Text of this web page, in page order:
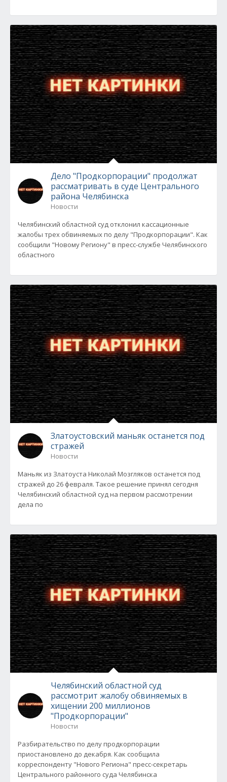
Дело "Продкорпорации" продолжат
рассматривать в суде Центрального
района Челябинска
Новости
Челябинский областной суд отклонил кассационные
жалобы трех обвиняемых по делу "Продкорпорации". Как
сообщили "Новому Региону" в пресс-службе Челябинского
областного
Златоустовский маньяк останется под
стражей
Новости
Маньяк из Златоуста Николай Мозгляков останется под
стражей до 26 февраля. Такое решение принял сегодня
Челябинский областной суд на первом рассмотрении
дела по
Челябинский областной суд
рассмотрит жалобу обвиняемых в
хищении 200 миллионов
"Продкорпорации"
Новости
Разбирательство по делу продкорпорации
приостановлено до декабря. Как сообщила
корреспонденту "Нового Региона" пресс-секретарь
Центрального районного суда Челябинска